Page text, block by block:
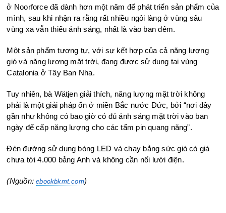
ở Noorforce đã dành hơn một năm để phát triển sản phẩm của
mình, sau khi nhận ra rằng rất nhiều ngôi làng ở vùng sâu
vùng xa vẫn thiếu ánh sáng, nhất là vào ban đêm.
Một sản phẩm tương tự, với sự kết hợp của cả năng lượng
gió và năng lượng mặt trời, đang được sử dụng tại vùng
Catalonia ở Tây Ban Nha.
Tuy nhiên, bà Wätjen giải thích, năng lượng mặt trời không
phải là một giải pháp ổn ở miền Bắc nước Đức, bởi “nơi đây
gần như không có bao giờ có đủ ánh sáng mặt trời vào ban
ngày để cấp năng lượng cho các tấm pin quang năng”.
Đèn đường sử dụng bóng LED và chạy bằng sức gió có giá
chưa tới 4.000 bảng Anh và không cần nối lưới điện.
(Nguồn:ebookbkmt.com)